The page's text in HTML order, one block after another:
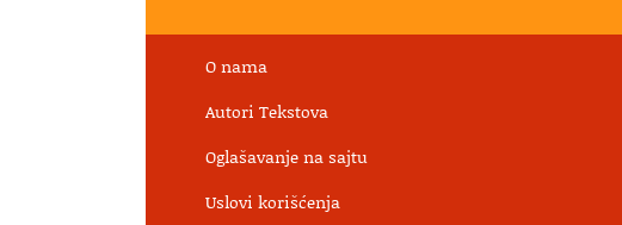
O nama
Autori Tekstova
Oglašavanje na sajtu
Uslovi korišćenja